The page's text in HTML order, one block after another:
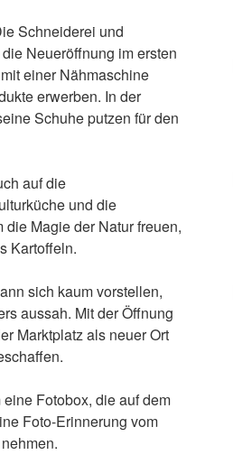
Schneiderei und
Neueröffnung im ersten
einer Nähmaschine
erwerben. In der
Schuhe putzen für den
auf die
und die
Magie der Natur freuen,
Kartoffeln.
sich kaum vorstellen,
aussah. Mit der Öffnung
Marktplatz als neuer Ort
Fotobox, die auf dem
Foto-Erinnerung vom